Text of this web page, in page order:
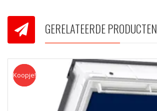
GERELATEERDE PRODUCTEN
Koopje
Koopje!